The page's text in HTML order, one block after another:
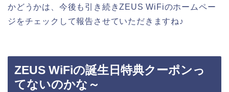
かどうかは、今後も引き続きZEUS WiFiのホームペー
ジをチェックして報告させていただきますね♪
ZEUS WiFiの誕生日特典クーポンっ
てないのかな～